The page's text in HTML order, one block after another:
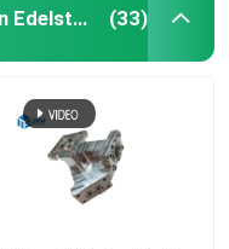
Bearbeitungsdienstleistungen Edelstahl CNC (33)